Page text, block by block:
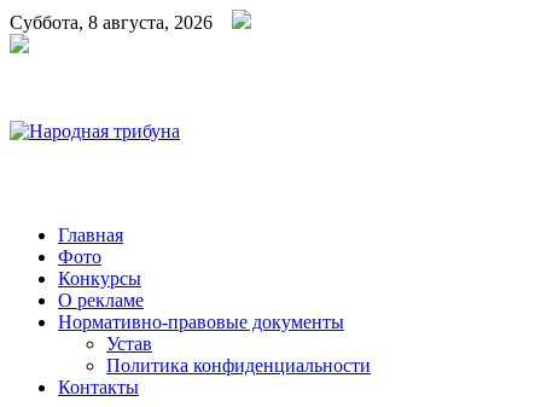
Суббота, 8 августа, 2026
Народная трибуна
Калининская районная газета
Главная
Фото
Конкурсы
О рекламе
Нормативно-правовые документы
Устав
Политика конфиденциальности
Контакты